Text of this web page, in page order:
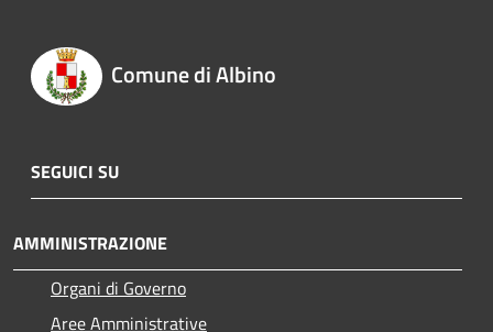
Comune di Albino
SEGUICI SU
AMMINISTRAZIONE
Organi di Governo
Aree Amministrative